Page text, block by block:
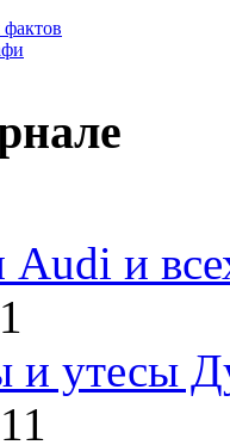
и
утесы